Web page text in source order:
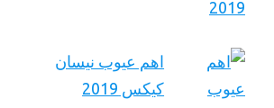
اهم عيوب نيسان
كيكس 2019